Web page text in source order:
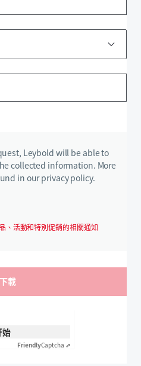
Leybold will be able to
collected information. More
in our privacy policy.
、活動和特別促銷的相關通知
始
FriendlyCaptcha ⇗